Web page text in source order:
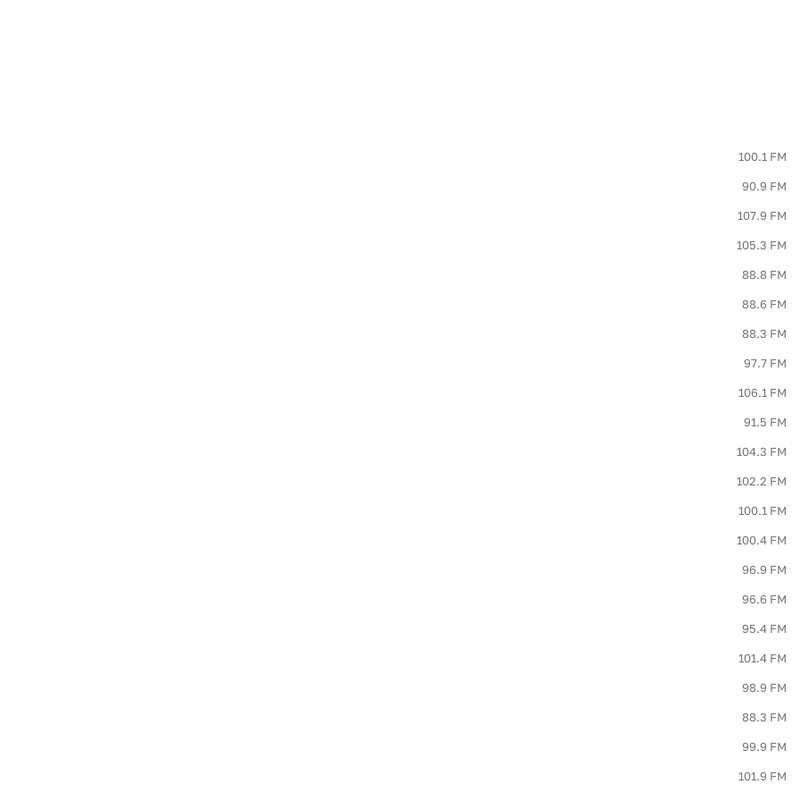
100.1 FM
90.9 FM
107.9 FM
105.3 FM
88.8 FM
88.6 FM
88.3 FM
97.7 FM
106.1 FM
91.5 FM
104.3 FM
102.2 FM
100.1 FM
100.4 FM
96.9 FM
96.6 FM
95.4 FM
101.4 FM
98.9 FM
88.3 FM
99.9 FM
101.9 FM